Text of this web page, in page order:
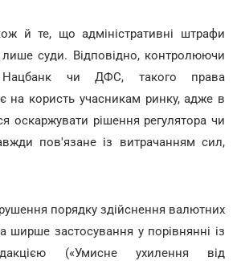
й те, що адміністративні штрафи
суди. Відповідно, контролюючи
Нацбанк чи ДФС, такого права
на користь учасникам ринку, адже в
оскаржувати рішення регулятора чи
пов'язане із витрачанням сил,
порядку здійснення валютних
ширше застосування у порівнянні із
(«Умисне ухилення від